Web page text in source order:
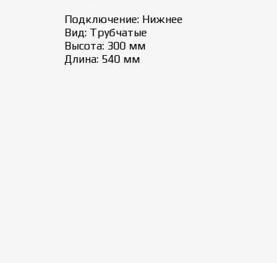
Подключение: Нижнее
Вид: Трубчатые
Высота: 300 мм
Длина: 540 мм